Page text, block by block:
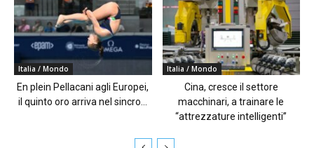
Italia / Mondo
En plein Pellacani agli Europei,
il quinto oro arriva nel sincro...
Italia / Mondo
Cina, cresce il settore
macchinari, a trainare le
“attrezzature intelligenti”